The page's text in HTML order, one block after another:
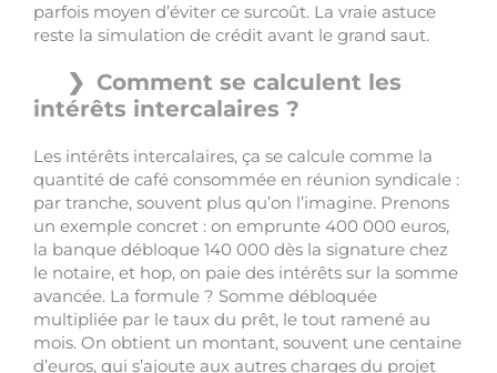
parfois moyen d’éviter ce surcoût. La vraie astuce
reste la simulation de crédit avant le grand saut.
Comment se calculent les
intérêts intercalaires ?
Les intérêts intercalaires, ça se calcule comme la
quantité de café consommée en réunion syndicale :
par tranche, souvent plus qu’on l’imagine. Prenons
un exemple concret : on emprunte 400 000 euros,
la banque débloque 140 000 dès la signature chez
le notaire, et hop, on paie des intérêts sur la somme
avancée. La formule ? Somme débloquée
multipliée par le taux du prêt, le tout ramené au
mois. On obtient un montant, souvent une centaine
d’euros, qui s’ajoute aux autres charges du projet